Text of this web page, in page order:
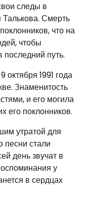
следы в
Талькова. Смерть
что на
чтобы
путь.
1991 года
Знаменитость
и его могила
его поклонников.
утратой для
песни стали
день звучат в
у
в сердцах